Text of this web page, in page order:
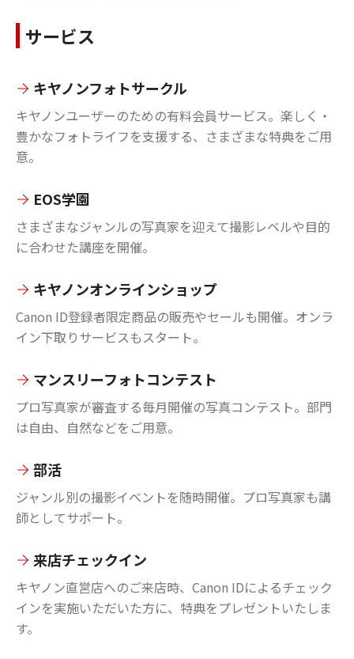
サービス
キヤノンフォトサークル
キヤノンユーザーのための有料会員サービス。楽しく・
豊かなフォトライフを支援する、さまざまな特典をご用
意。
EOS学園
さまざまなジャンルの写真家を迎えて撮影レベルや目的
に合わせた講座を開催。
キヤノンオンラインショップ
Canon ID登録者限定商品の販売やセールも開催。オンラ
イン下取りサービスもスタート。
マンスリーフォトコンテスト
プロ写真家が審査する毎月開催の写真コンテスト。部門
は自由、自然などをご用意。
部活
ジャンル別の撮影イベントを随時開催。プロ写真家も講
師としてサポート。
来店チェックイン
キヤノン直営店へのご来店時、Canon IDによるチェック
インを実施いただいた方に、特典をプレゼントいたしま
す。